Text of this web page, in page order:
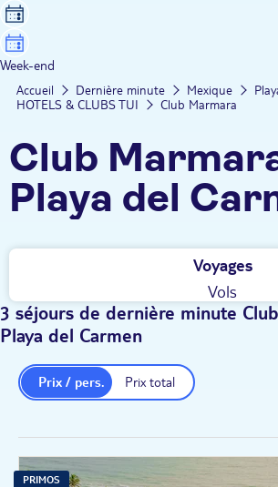
Week-end
Accueil Dernière minute Mexique
HOTELS & CLUBS TUI
Club Marmara
Club
Playa del
dernière
Voyages
Vols
3 séjours de dernière minute
Playa del Carmen
Prix total
Prix / pers.
PRIMOS